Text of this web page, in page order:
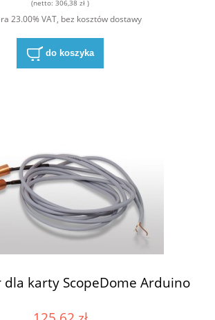
(netto: 306,38 zł )
23.00% VAT, bez kosztów dostawy
do koszyka
karty ScopeDome Arduino